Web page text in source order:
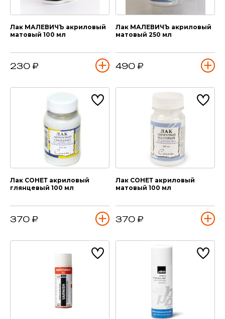
Лак МАЛЕВИЧЪ акриловый
матовый 100 мл
230 ₽
Лак МАЛЕВИЧЪ акриловый
матовый 250 мл
490 ₽
Лак СОНЕТ акриловый
глянцевый 100 мл
370 ₽
Лак СОНЕТ акриловый
матовый 100 мл
370 ₽